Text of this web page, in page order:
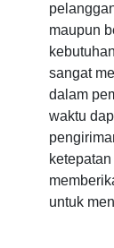
maupun
sangat
dalam
waktu
untuk